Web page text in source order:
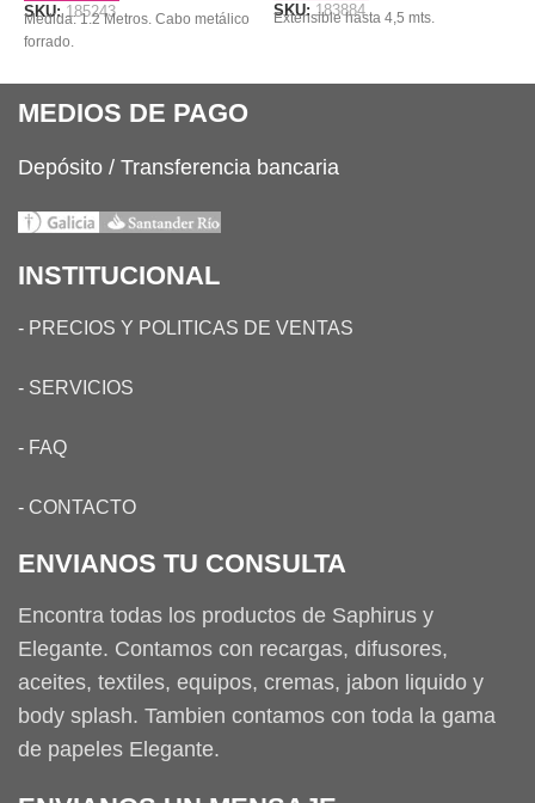
SKU:185243
Medida: 1.2 Metros. Cabo metálico
forrado.
SKU:183884
Extensible hasta 4,5 mts.
MEDIOS DE PAGO
Depósito / Transferencia bancaria
INSTITUCIONAL
- PRECIOS Y POLITICAS DE VENTAS
- SERVICIOS
- FAQ
- CONTACTO
ENVIANOS TU CONSULTA
Encontra todas los productos de Saphirus y
Elegante. Contamos con recargas, difusores,
aceites, textiles, equipos, cremas, jabon liquido y
body splash. Tambien contamos con toda la gama
de papeles Elegante.